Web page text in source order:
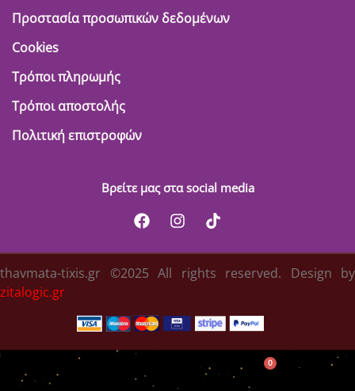
Κατηγορίες Λογαριασμός
0
Προστασία προσωπικών δεδομένων
Cookies
Τρόποι πληρωμής
Τρόποι αποστολής
Πολιτική επιστροφών
Βρείτε μας στα social media
thavmata-tixis.gr ©2025 All rights reserved. Design by
zitalogic.gr